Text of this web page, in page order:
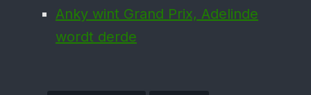
Anky wint Grand Prix, Adelinde
wordt derde